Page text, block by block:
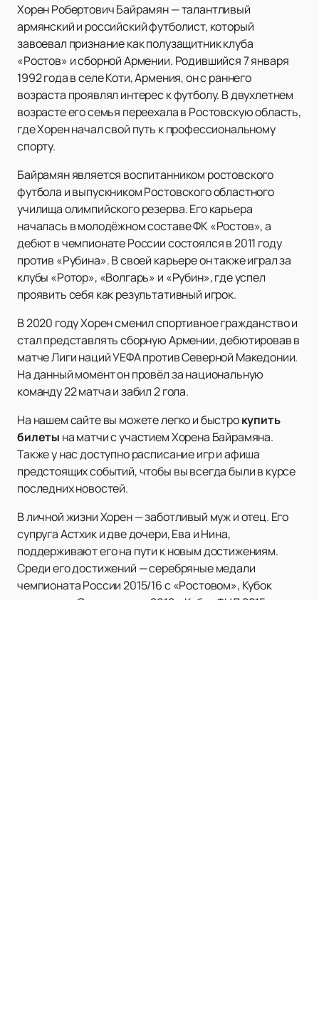
Хорен Робертович Байрамян — талантливый
армянский и российский футболист, который
завоевал признание как полузащитник клуба
«Ростов» и сборной Армении. Родившийся 7 января
1992 года в селе Коти, Армения, он с раннего
возраста проявлял интерес к футболу. В двухлетнем
возрасте его семья переехала в Ростовскую область,
где Хорен начал свой путь к профессиональному
спорту.
Байрамян является воспитанником ростовского
футбола и выпускником Ростовского областного
училища олимпийского резерва. Его карьера
началась в молодёжном составе ФК «Ростов», а
дебют в чемпионате России состоялся в 2011 году
против «Рубина». В своей карьере он также играл за
клубы «Ротор», «Волгарь» и «Рубин», где успел
проявить себя как результативный игрок.
В 2020 году Хорен сменил спортивное гражданство и
стал представлять сборную Армении, дебютировав в
матче Лиги наций УЕФА против Северной Македонии.
На данный момент он провёл за национальную
команду 22 матча и забил 2 гола.
На нашем сайте вы можете легко и быстрокупить
билеты на матчи с участием Хорена Байрамяна.
Также у нас доступно расписание игр и афиша
предстоящих событий, чтобы вы всегда были в курсе
последних новостей.
В личной жизни Хорен — заботливый муж и отец. Его
супруга Астхик и две дочери, Ева и Нина,
поддерживают его на пути к новым достижениям.
Среди его достижений — серебряные медали
чемпионата России 2015/16 с «Ростовом», Кубок
чемпионов Содружества 2012 и Кубок ФНЛ 2015.